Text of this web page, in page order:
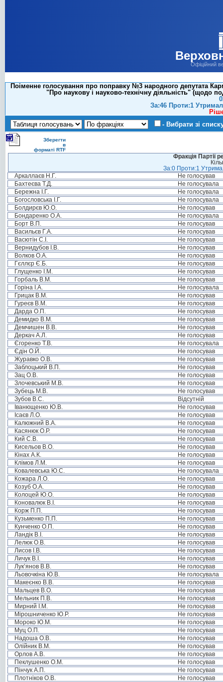
Офіційний
Поіменне голосування про поправку №3 народного депутата
"Про наукову і науково-технічну діяльність" (щодо
За:46 Проти:1
- Вибрати зі
Зберегти
в
форматі RTF
Фракція Партії
За:0 Проти:1
Аркаллаєв Н.Г.
Не голосував
Бахтеєва Т.Д.
Не голосувала
Бережна І.Г.
Не голосувала
Богословська І.Г.
Не голосувала
Болдирєв Ю.О.
Не голосував
Бондаренко О.А.
Не голосувала
Борт В.П.
Не голосував
Васильєв Г.А.
Не голосував
Васютін С.І.
Не голосував
Вернидубов І.В.
Не голосував
Волков О.А.
Не голосував
Гєллєр Є.Б.
Не голосував
Глущенко І.М.
Не голосував
Горбаль В.М.
Не голосував
Горіна І.А.
Не голосувала
Грицак В.М.
Не голосував
Гуреєв В.М.
Не голосував
Дарда О.П.
Не голосував
Демидко В.М.
Не голосував
Демчишен В.В.
Не голосував
Деркач А.Л.
Не голосував
Єгоренко Т.В.
Не голосувала
Єдін О.Й.
Не голосував
Журавко О.В.
Не голосував
Заблоцький В.П.
Не голосував
Зац О.В.
Не голосував
Злочевський М.В.
Не голосував
Зубець М.В.
Не голосував
Зубов В.С.
Відсутній
Іванющенко Ю.В.
Не голосував
Ісаєв Л.О.
Не голосував
Калюжний В.А.
Не голосував
Касянюк О.Р.
Не голосував
Кий С.В.
Не голосував
Кисельов В.О.
Не голосував
Кінах А.К.
Не голосував
Клімов Л.М.
Не голосував
Ковалевська Ю.С.
Не голосувала
Кожара Л.О.
Не голосував
Козуб О.А.
Не голосував
Колоцей Ю.О.
Не голосував
Коновалюк В.І.
Не голосував
Корж П.П.
Не голосував
Кузьменко П.П.
Не голосував
Кунченко О.П.
Не голосував
Ландік В.І.
Не голосував
Лелюк О.В.
Не голосував
Лисов І.В.
Не голосував
Личук В.І.
Не голосував
Лук’янов В.В.
Не голосував
Льовочкіна Ю.В.
Не голосувала
Макеєнко В.В.
Не голосував
Мальцев В.О.
Не голосував
Мельник П.В.
Не голосував
Мирний І.М.
Не голосував
Мірошниченко Ю.Р.
Не голосував
Мороко Ю.М.
Не голосував
Муц О.П.
Не голосував
Надоша О.В.
Не голосував
Олійник В.М.
Не голосував
Орлов А.В.
Не голосував
Пеклушенко О.М.
Не голосував
Пінчук А.П.
Не голосував
Плотніков О.В.
Не голосував